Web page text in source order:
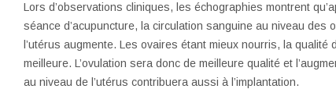
Lors d’observations cliniques, les échographies montrent
séance d’acupuncture, la circulation sanguine au niveau des
l’utérus augmente. Les ovaires étant mieux nourris, la qualité
meilleure. L’ovulation sera donc de meilleure qualité et
au niveau de l’utérus contribuera aussi à l’implantation.